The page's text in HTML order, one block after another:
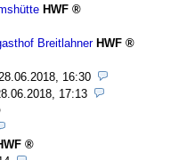
HWF
Breitlahner HWF
28.06.2018, 16:30
17:13